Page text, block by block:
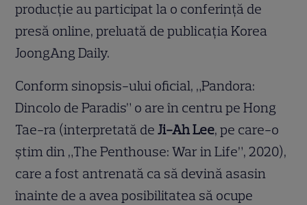
producție au participat la o conferință de
presă online, preluată de publicația Korea
JoongAng Daily.
Conform sinopsis-ului oficial, „Pandora:
Dincolo de Paradis” o are în centru pe Hong
Tae-ra (interpretată deJi-Ah Lee, pe care-o
știm din „The Penthouse: War in Life”, 2020),
care a fost antrenată ca să devină asasin
înainte de a avea posibilitatea să ocupe